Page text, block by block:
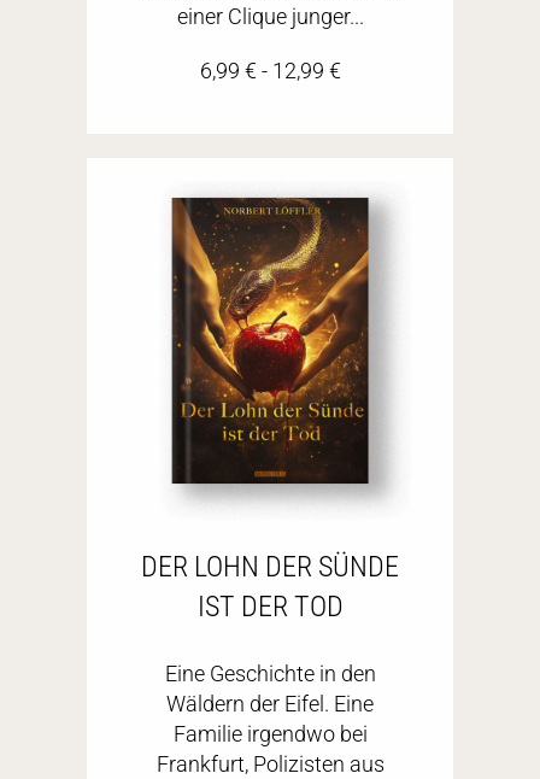
einer Clique junger...
6,99 € - 12,99 €
DER LOHN DER SÜNDE
IST DER TOD
Eine Geschichte in den
Wäldern der Eifel. Eine
Familie irgendwo bei
Frankfurt, Polizisten aus